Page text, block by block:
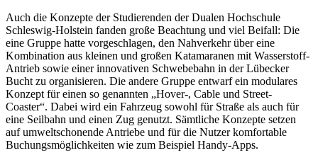
Auch die Konzepte der Studierenden der Dualen Hochschule
Schleswig-Holstein fanden große Beachtung und viel Beifall: Die
eine Gruppe hatte vorgeschlagen, den Nahverkehr über eine
Kombination aus kleinen und großen Katamaranen mit Wasserstoff-
Antrieb sowie einer innovativen Schwebebahn in der Lübecker
Bucht zu organisieren. Die andere Gruppe entwarf ein modulares
Konzept für einen so genannten „Hover-, Cable und Street-
Coaster“. Dabei wird ein Fahrzeug sowohl für Straße als auch für
eine Seilbahn und einen Zug genutzt. Sämtliche Konzepte setzen
auf umweltschonende Antriebe und für die Nutzer komfortable
Buchungsmöglichkeiten wie zum Beispiel Handy-Apps.